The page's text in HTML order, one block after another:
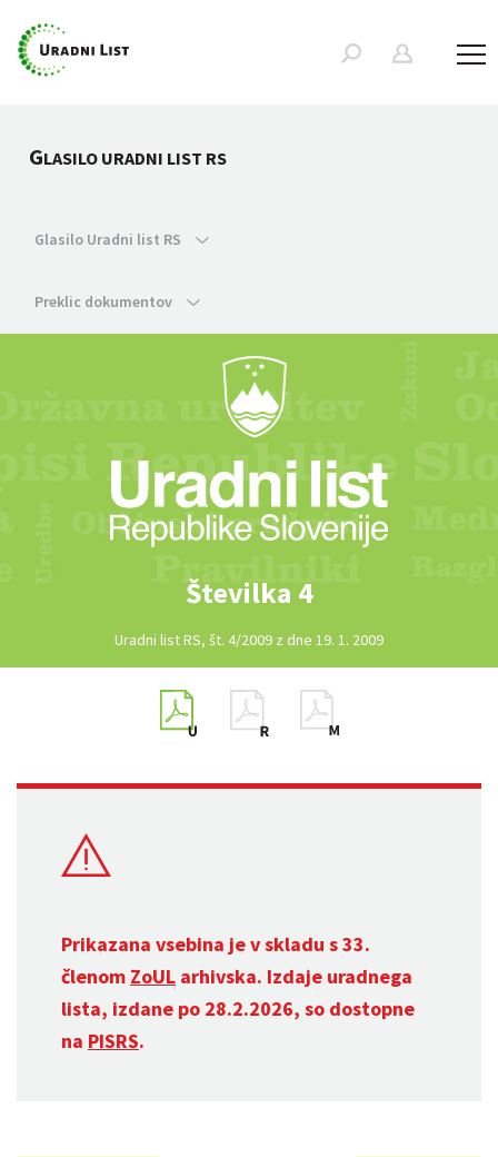
GLASILO URADNI LIST RS
Glasilo Uradni list RS
Preklic dokumentov
Številka 4
Uradni list RS, št. 4/2009 z dne 19. 1. 2009
Prikazana vsebina je v skladu s 33.
členom ZoUL arhivska. Izdaje uradnega
lista, izdane po 28.2.2026, so dostopne
na PISRS.